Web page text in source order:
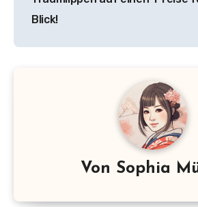
Blick!
Von Sophia